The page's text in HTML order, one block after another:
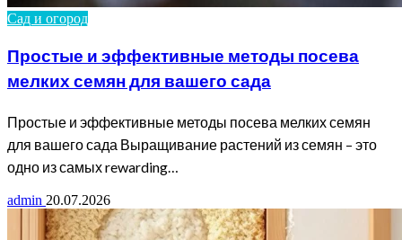
Сад и огород
Простые и эффективные методы посева
мелких семян для вашего сада
Простые и эффективные методы посева мелких семян
для вашего сада Выращивание растений из семян – это
одно из самых rewarding…
admin 20.07.2026